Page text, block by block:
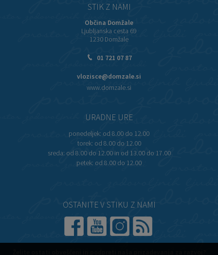
STIK Z NAMI
Občina Domžale
Ljubljanska cesta 69
1230 Domžale
01 721 07 87
vlozisce@domzale.si
www.domzale.si
URADNE URE
ponedeljek: od 8.00 do 12.00
torek: od 8.00 do 12.00
sreda: od 8.00 do 12.00 in od 13.00 do 17.00
petek: od 8.00 do 12.00
OSTANITE V STIKU Z NAMI